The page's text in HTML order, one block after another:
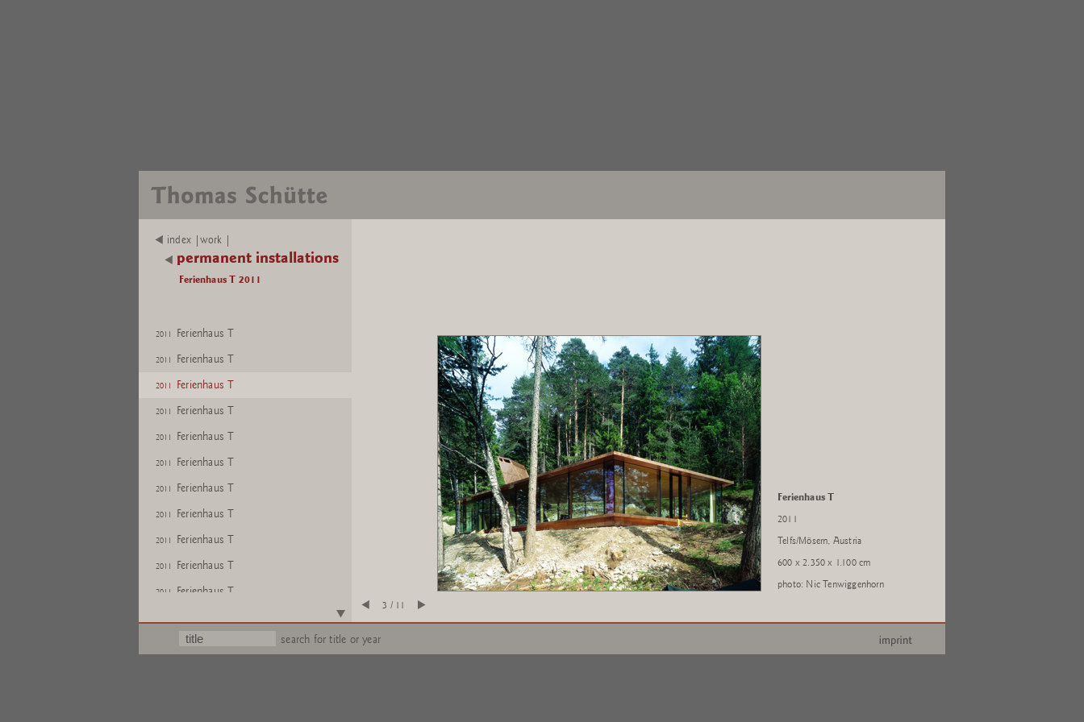
index |work |
permanent installations
Ferienhaus T 2011
2011 Ferienhaus T
2011 Ferienhaus T
2011 Ferienhaus T
2011 Ferienhaus T
2011 Ferienhaus T
2011 Ferienhaus T
2011 Ferienhaus T
2011 Ferienhaus T
2011 Ferienhaus T
2011 Ferienhaus T
2011 Ferienhaus T
Ferienhaus T
2011
Telfs/Mösern, Austria
600 x 2.350 x 1.100 cm
photo: Nic Tenwiggenhorn
3 / 11
search for title or year